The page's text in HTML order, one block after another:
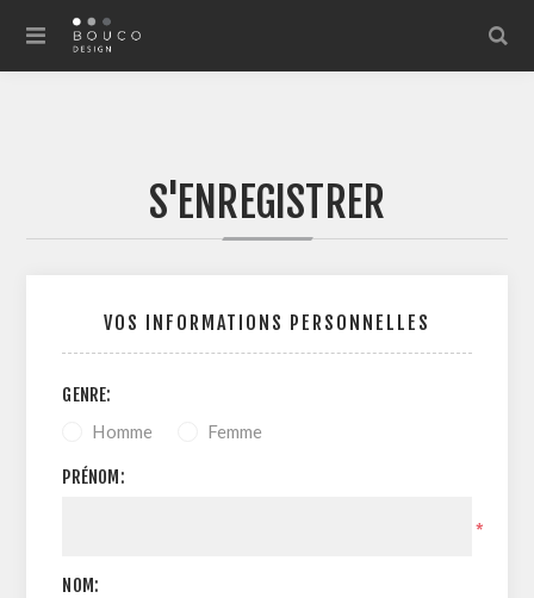
S'ENREGISTRER
VOS INFORMATIONS PERSONNELLES
GENRE:
Homme Femme
PRÉNOM:
*
NOM: